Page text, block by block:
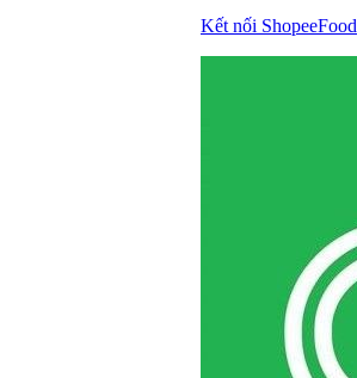
Kết nối ShopeeFood